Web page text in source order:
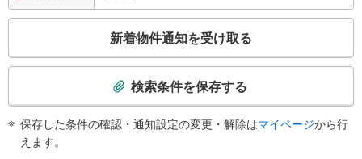
検
新着物件通知を受け取る
検索条件を保存する
保存した条件の確認・通知設定の変更・解除はマイページから行
えます。